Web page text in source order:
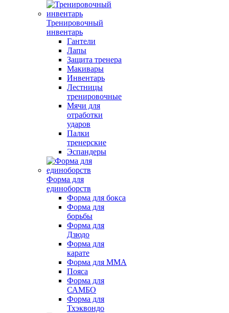
Тренировочный
инвентарь
Гантели
Лапы
Защита тренера
Макивары
Инвентарь
Лестницы
тренировочные
Мячи для
отработки
ударов
Палки
тренерские
Эспандеры
Форма для
единоборств
Форма для бокса
Форма для
борьбы
Форма для
Дзюдо
Форма для
карате
Форма для MMA
Пояса
Форма для
САМБО
Форма для
Тхэквондо